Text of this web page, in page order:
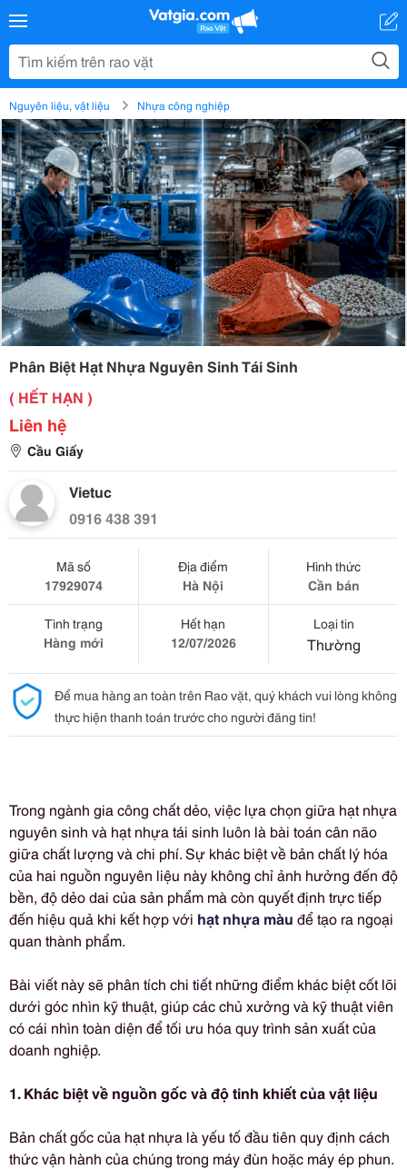
Nguyên liệu, vật liệu Nhựa công nghiệp
Phân Biệt Hạt Nhựa Nguyên Sinh Tái Sinh
( HẾT HẠN )
Liên hệ
Cầu Giấy
Vietuc
0916 438 391
Mã số
17929074
Địa điểm
Hà Nội
Hình thức
Cần bán
Tình trạng
Hàng mới
Hết hạn
12/07/2026
Loại tin
Thường
Để mua hàng an toàn trên Rao vặt, quý khách vui lòng không
thực hiện thanh toán trước cho người đăng tin!
Trong ngành gia công chất dẻo, việc lựa chọn giữa hạt nhựa
nguyên sinh và hạt nhựa tái sinh luôn là bài toán cân não
giữa chất lượng và chi phí. Sự khác biệt về bản chất lý hóa
của hai nguồn nguyên liệu này không chỉ ảnh hưởng đến độ
bền, độ dẻo dai của sản phẩm mà còn quyết định trực tiếp
đến hiệu quả khi kết hợp với hạt nhựa màu để tạo ra ngoại
quan thành phẩm.
Bài viết này sẽ phân tích chi tiết những điểm khác biệt cốt lõi
dưới góc nhìn kỹ thuật, giúp các chủ xưởng và kỹ thuật viên
có cái nhìn toàn diện để tối ưu hóa quy trình sản xuất của
doanh nghiệp.
1. Khác biệt về nguồn gốc và độ tinh khiết của vật liệu
Bản chất gốc của hạt nhựa là yếu tố đầu tiên quy định cách
thức vận hành của chúng trong máy đùn hoặc máy ép phun.